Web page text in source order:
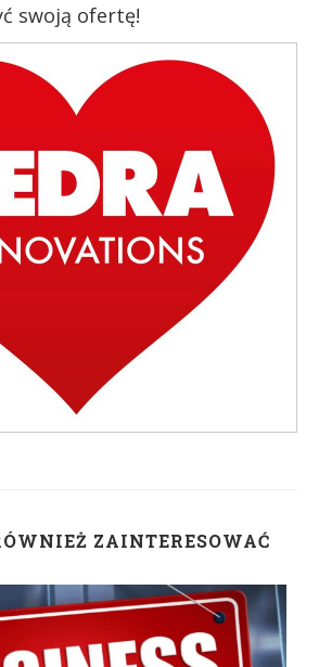
swoją ofertę!
ZAINTERESOWAĆ